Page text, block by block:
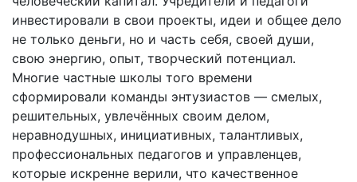
инвестировали в свои проекты, идеи и общее дело
не только деньги, но и часть себя, своей души,
свою энергию, опыт, творческий потенциал.
Многие частные школы того времени
сформировали команды энтузиастов — смелых,
решительных, увлечённых своим делом,
неравнодушных, инициативных, талантливых,
профессиональных педагогов и управленцев,
которые искренне верили, что качественное